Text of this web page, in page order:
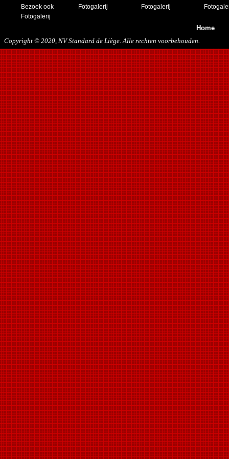
14/12/2019
Bezoek ook
Fotogalerij
Fotogalerij
Fotogalerij
Home
Copyright © 2020, NV Standard de Liège. Alle rechten voorbehouden.